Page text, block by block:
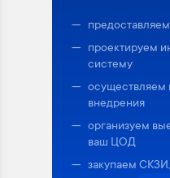
проектируем
систему
осуществляем
внедрения
организуем
ваш ЦОД
закупаем